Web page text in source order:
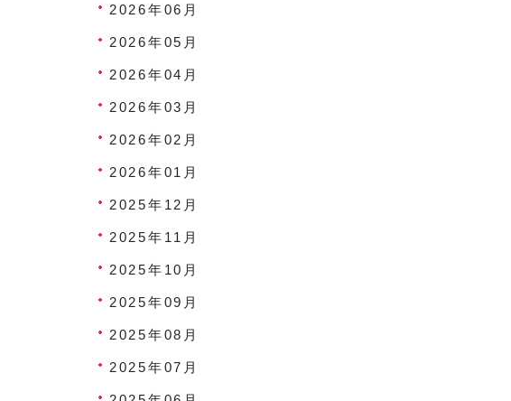
2026年06月
2026年05月
2026年04月
2026年03月
2026年02月
2026年01月
2025年12月
2025年11月
2025年10月
2025年09月
2025年08月
2025年07月